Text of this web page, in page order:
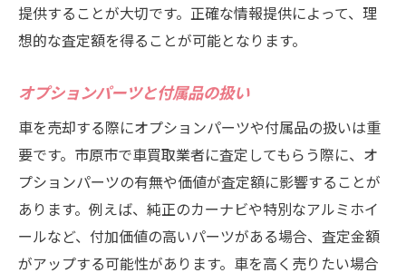
提供することが大切です。正確な情報提供によって、理
想的な査定額を得ることが可能となります。
オプションパーツと付属品の扱い
車を売却する際にオプションパーツや付属品の扱いは重
要です。市原市で車買取業者に査定してもらう際に、オ
プションパーツの有無や価値が査定額に影響することが
あります。例えば、純正のカーナビや特別なアルミホイ
ールなど、付加価値の高いパーツがある場合、査定金額
がアップする可能性があります。車を高く売りたい場合